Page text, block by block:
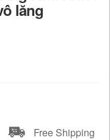
lăng
Free Shipping